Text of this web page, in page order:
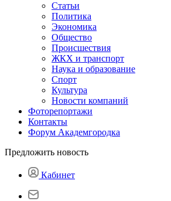
Статьи
Политика
Экономика
Общество
Происшествия
ЖКХ и транспорт
Наука и образование
Спорт
Культура
Новости компаний
Фоторепортажи
Контакты
Форум Академгородка
Предложить новость
Кабинет